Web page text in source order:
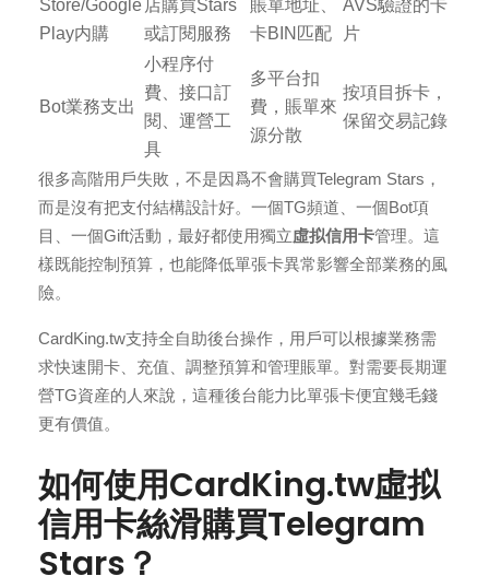
Store/Google
Play内購
店購買Stars
或訂閱服務
賬單地址、
卡BIN匹配
AVS驗證的卡
片
Bot業務支出
小程序付
費、接口訂
閱、運營工
具
多平台扣
費，賬單來
源分散
按項目拆卡，
保留交易記錄
很多高階用戶失敗，不是因爲不會購買Telegram Stars，
而是沒有把支付結構設計好。一個TG頻道、一個Bot項
目、一個Gift活動，最好都使用獨立虛拟信用卡管理。這
樣既能控制預算，也能降低單張卡異常影響全部業務的風
險。
CardKing.tw支持全自助後台操作，用戶可以根據業務需
求快速開卡、充值、調整預算和管理賬單。對需要長期運
營TG資産的人來說，這種後台能力比單張卡便宜幾毛錢
更有價值。
如何使用CardKing.tw虛拟
信用卡絲滑購買Telegram
Stars？